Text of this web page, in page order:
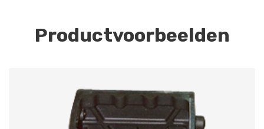
Productvoorbeelden